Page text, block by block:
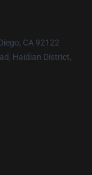
CA 92122
Haidian District,